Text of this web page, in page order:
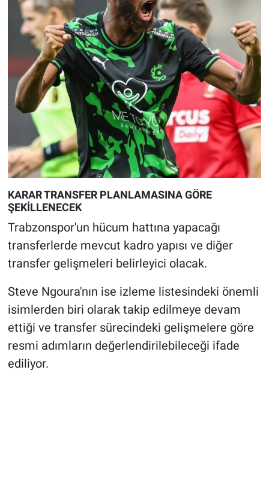
KARAR TRANSFER PLANLAMASINA GÖRE
ŞEKİLLENECEK
Trabzonspor'un hücum hattına yapacağı
transferlerde mevcut kadro yapısı ve diğer
transfer gelişmeleri belirleyici olacak.
Steve Ngoura'nın ise izleme listesindeki önemli
isimlerden biri olarak takip edilmeye devam
ettiği ve transfer sürecindeki gelişmelere göre
resmi adımların değerlendirilebileceği ifade
ediliyor.